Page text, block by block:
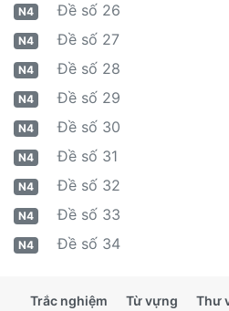
N4 Đề số 26
N4 Đề số 27
N4 Đề số 28
N4 Đề số 29
N4 Đề số 30
N4 Đề số 31
N4 Đề số 32
N4 Đề số 33
N4 Đề số 34
Trắc nghiệm Từ vựng Thư